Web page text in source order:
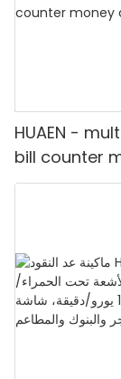
HUAEN -
bill counter